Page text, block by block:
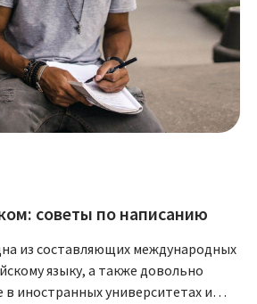
советы по написанию
из составляющих международных
языку, а также довольно
в иностранных университетах и